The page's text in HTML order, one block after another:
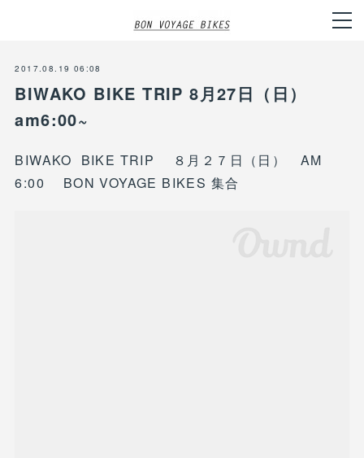
2017.08.19 06:08
BIWAKO BIKE TRIP 8月27日（日）
am6:00~
BIWAKO BIKE TRIP ８月２７日（日） AM
6:00 BON VOYAGE BIKES 集合